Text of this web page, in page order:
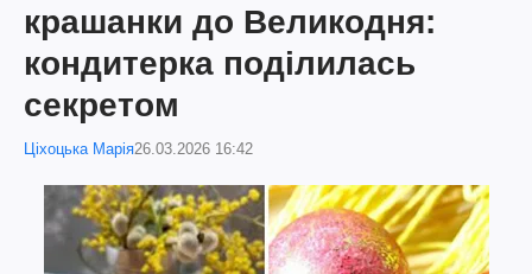
крашанки до Великодня:
кондитерка поділилась
секретом
Ціхоцька Марія26.03.2026 16:42